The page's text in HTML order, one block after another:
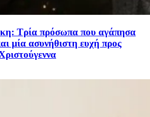
Τρία πρόσωπα που αγάπησα
μία ασυνήθιστη ευχή προς